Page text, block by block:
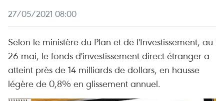
27/05/2021 08:00
Selon le ministère du Plan et de l'Investissement, au
26 mai, le fonds d'investissement direct étranger a
atteint près de 14 milliards de dollars, en hausse
légère de 0,8% en glissement annuel.